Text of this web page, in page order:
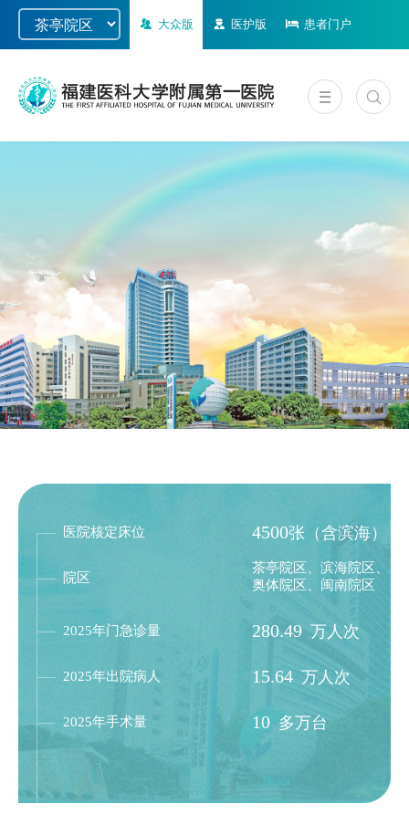
大众版 医护版 患者门户
医院核定床位 4500张（含滨海）
院区
茶亭院区、滨海院区、
奥体院区、闽南院区
2025年门急诊量 280.49 万人次
2025年出院病人 15.64 万人次
2025年手术量 10多万台